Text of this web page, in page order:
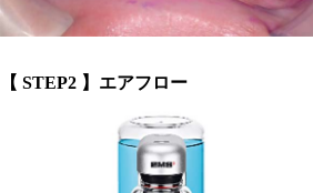
【 STEP2 】エアフロー